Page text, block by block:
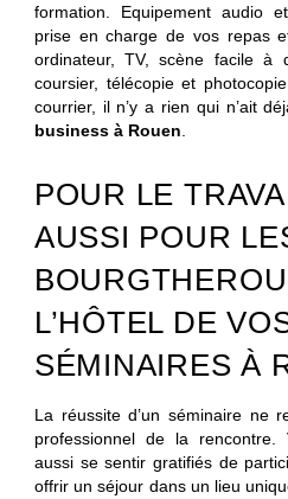
formation. Equipement audio
prise en charge de vos repas
ordinateur, TV, scène facile à
coursier, télécopie et
courrier, il n’y a rien qui n’ait
business à Rouen
POUR LE
AUSSI POUR
L’HÔTEL DE
SÉMINAIRES À
La réussite d’un séminaire ne
professionnel de la rencontre.
aussi se sentir gratifiés de
offrir un séjour dans un lieu
SPA
BONS
+33 2 35